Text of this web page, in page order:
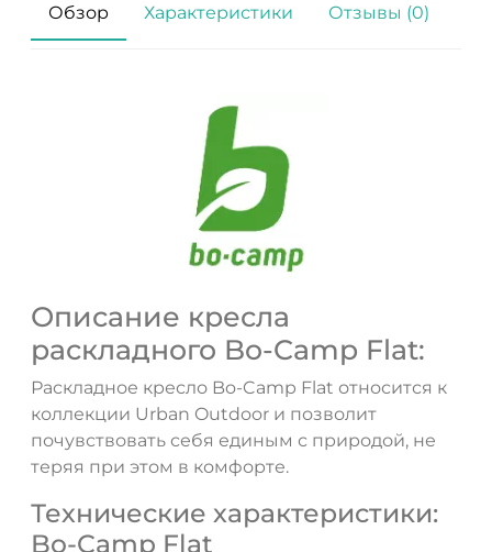
Обзор Характеристики Отзывы (0)
Описание кресла
раскладного Bo-Camp Flat:
Раскладное кресло Bo-Camp Flat относится к
коллекции Urban Outdoor и позволит
почувствовать себя единым с природой, не
теряя при этом в комфорте.
Технические характеристики:
Bo-Camp Flat